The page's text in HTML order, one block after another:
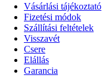
Vásárlási tájékoztató
Fizetési módok
Szállítási feltételek
Visszavét
Csere
Elállás
Garancia